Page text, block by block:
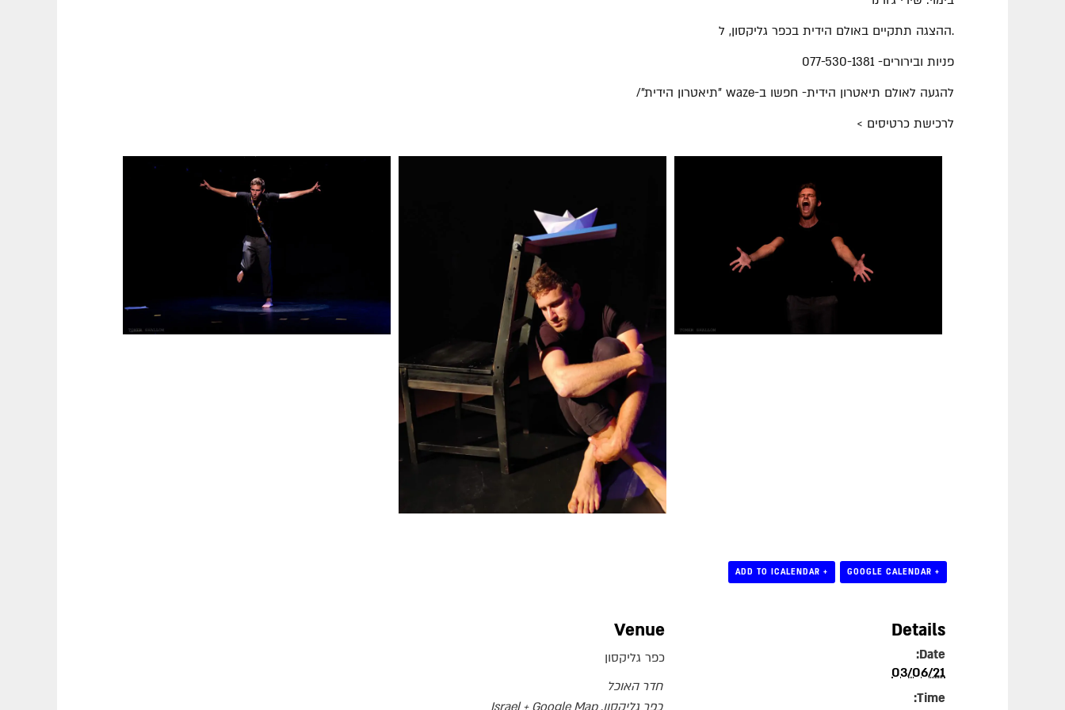
.ההצגה תתקיים באולם הידית בכפר גליקסון, ל
פניות ובירורים- 077-530-1381
להגעה לאולם תיאטרון הידית- חפשו ב-waze "תיאטרון הידית"/
לרכישת כרטיסים >
+ GOOGLE CALENDAR
+ ADD TO ICALENDAR
Details
Date:
03/06/21
Time:
Venue
כפר גליקסון
חדר האוכל